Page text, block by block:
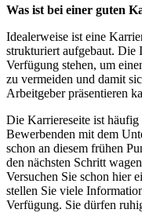
Was ist bei einer guten
Idealerweise ist eine
strukturiert aufgebaut. Die
Verfügung stehen, um
zu vermeiden und damit
Arbeitgeber präsentieren
Die Karriereseite ist
Bewerbenden mit dem
schon an diesem frühen
den nächsten Schritt
Versuchen Sie schon hier
stellen Sie viele
Verfügung. Sie dürfen